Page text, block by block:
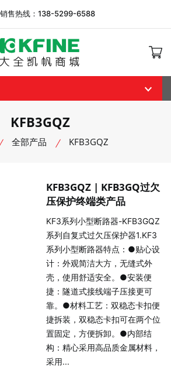
销售热线：138-5299-6588
Open
KFB3GQZ
全部产品 KFB3GQZ
KFB3GQZ | KFB3GQ过欠
压保护终端类产品
KF3系列小型断路器-KFB3GQZ
系列自复式过欠压保护器1.KF3
系列小型断路器特点：●贴心设
计：外观简洁大方，无缝式外
壳，使用舒适安全。●安装便
捷：隧道式接线端子压接更可
靠。●材料工艺：双稳态卡扣便
捷拆装，双稳态卡扣可在两个位
置固定，方便拆卸。●内部结
构：精心采用高品质金属材料，
采用...